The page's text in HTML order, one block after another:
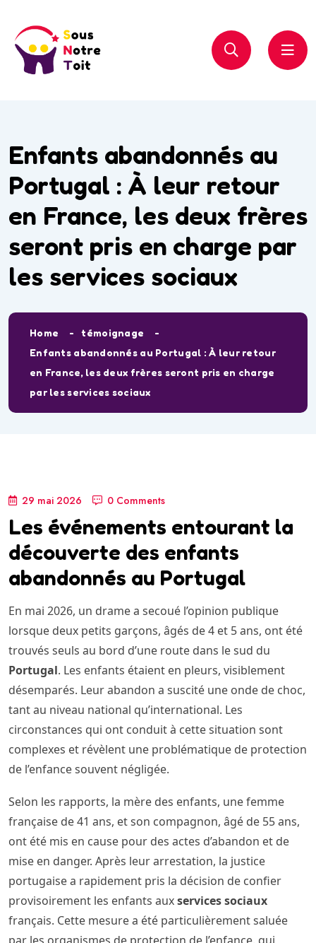
Enfants abandonnés au
Portugal : À leur retour
en France, les deux frères
seront pris en charge par
les services sociaux
Home
témoignage
Enfants abandonnés au Portugal : À leur retour
en France, les deux frères seront pris en charge
par les services sociaux
29 mai 2026 0 Comments
Les événements entourant la
découverte des enfants
abandonnés au Portugal
En mai 2026, un drame a secoué l’opinion publique
lorsque deux petits garçons, âgés de 4 et 5 ans, ont été
trouvés seuls au bord d’une route dans le sud du
Portugal. Les enfants étaient en pleurs, visiblement
désemparés. Leur abandon a suscité une onde de choc,
tant au niveau national qu’international. Les
circonstances qui ont conduit à cette situation sont
complexes et révèlent une problématique de protection
de l’enfance souvent négligée.
Selon les rapports, la mère des enfants, une femme
française de 41 ans, et son compagnon, âgé de 55 ans,
ont été mis en cause pour des actes d’abandon et de
mise en danger. Après leur arrestation, la justice
portugaise a rapidement pris la décision de confier
provisoirement les enfants auxservices sociaux
français. Cette mesure a été particulièrement saluée